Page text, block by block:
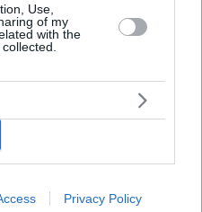
Use,
of my
with the
Privacy Policy
Σωστή κριτική.
Εχουμε πολλά